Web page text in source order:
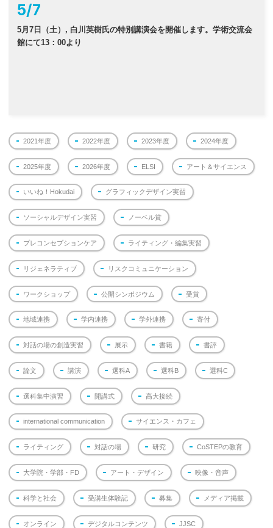
5/7
5月7日（土 ） ，白川英樹氏の特別講演会を開催します。学術交流会
館にて13：00より
2021年度 2022年度 2023年度 2024年度
2025年度 2026年度 ELSI アート＆サイエンス
いいね！Hokudai グラフィックデザイン実習
ソーシャルデザイン実習 ノーベル賞
プレコンセプションケア ライティング・編集実習
リジェネラティブ リスクコミュニケーション
ワークショップ 公開シンポジウム 受賞
地域連携 学内連携 学外連携 寄付
対話の場の創造実習 展示 書籍 書評
論文 講演 選科A 選科B 選科C
選科集中演習 開講式 高大接続
international communication サイエンス・カフェ
ライティング 対話の場 研究 CoSTEPの教育
大学院・学部・FD アート・デザイン 映像・音声
科学と社会 受講生体験記 募集 メディア掲載
オンライン デジタルコンテンツ JJSC